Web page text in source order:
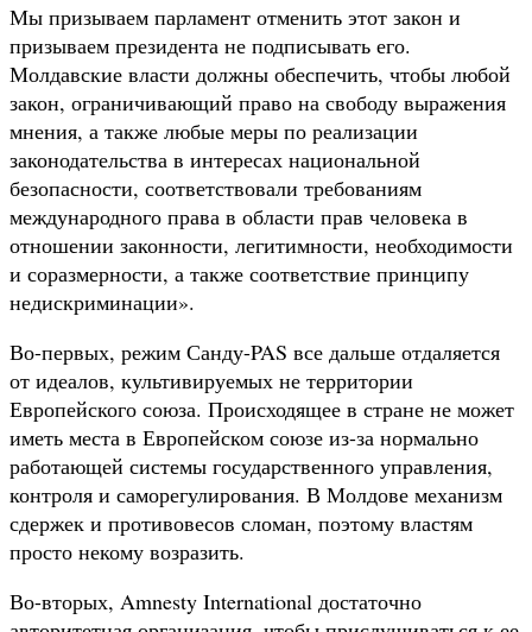
Мы призываем парламент отменить этот закон и
призываем президента не подписывать его.
Молдавские власти должны обеспечить, чтобы любой
закон, ограничивающий право на свободу выражения
мнения, а также любые меры по реализации
законодательства в интересах национальной
безопасности, соответствовали требованиям
международного права в области прав человека в
отношении законности, легитимности, необходимости
и соразмерности, а также соответствие принципу
недискриминации».
Во-первых, режим Санду-PAS все дальше отдаляется
от идеалов, культивируемых не территории
Европейского союза. Происходящее в стране не может
иметь места в Европейском союзе из-за нормально
работающей системы государственного управления,
контроля и саморегулирования. В Молдове механизм
сдержек и противовесов сломан, поэтому властям
просто некому возразить.
Во-вторых, Amnesty International достаточно